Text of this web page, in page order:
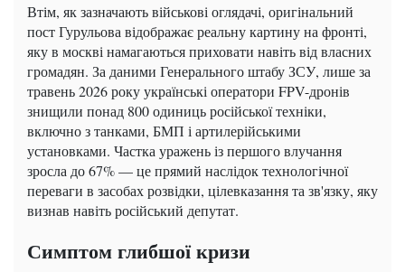
Втім, як зазначають військові оглядачі, оригінальний
пост Гурульова відображає реальну картину на фронті,
яку в москві намагаються приховати навіть від власних
громадян. За даними Генерального штабу ЗСУ, лише за
травень 2026 року українські оператори FPV-дронів
знищили понад 800 одиниць російської техніки,
включно з танками, БМП і артилерійськими
установками. Частка уражень із першого влучання
зросла до 67% — це прямий наслідок технологічної
переваги в засобах розвідки, цілевказання та зв'язку, яку
визнав навіть російський депутат.
Симптом глибшої кризи